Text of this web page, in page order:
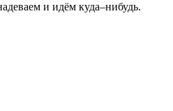
и идём куда–нибудь.